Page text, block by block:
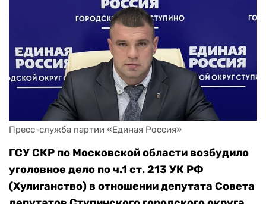
Пресс-служба партии «Единая Россия»
ГСУ СКР по Московской области возбудило
уголовное дело по ч.1 ст. 213 УК РФ
(Хулиганство) в отношении депутата Совета